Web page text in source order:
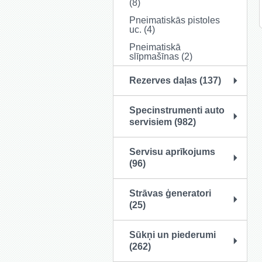
(8)
Pneimatiskās pistoles
uc. (4)
Pneimatiskā
slīpmašīnas (2)
Rezerves daļas (137)
Specinstrumenti auto
servisiem (982)
Servisu aprīkojums
(96)
Strāvas ģeneratori
(25)
Sūkņi un piederumi
(262)